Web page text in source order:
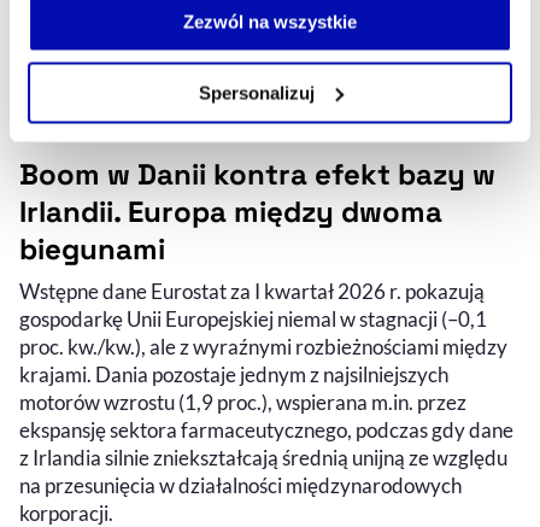
możesz łatwo zarządzać swoimi uprawnieniami, np. we
własnej przeglądarce internetowej lub po wybraniu opcji
naszej
Polityce Prywatności
Zezwól na wszystkie
Spersonalizuj
Boom w Danii kontra efekt bazy w
Irlandii. Europa między dwoma
biegunami
Wstępne dane Eurostat za I kwartał 2026 r. pokazują
gospodarkę Unii Europejskiej niemal w stagnacji (–0,1
proc. kw./kw.), ale z wyraźnymi rozbieżnościami między
krajami. Dania pozostaje jednym z najsilniejszych
motorów wzrostu (1,9 proc.), wspierana m.in. przez
ekspansję sektora farmaceutycznego, podczas gdy dane
z Irlandia silnie zniekształcają średnią unijną ze względu
na przesunięcia w działalności międzynarodowych
korporacji.